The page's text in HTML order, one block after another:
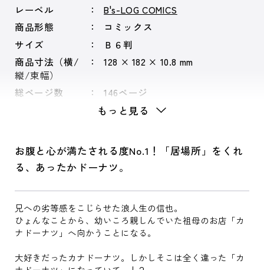
レーベル
B's-LOG COMICS
商品形態
コミックス
サイズ
Ｂ６判
商品寸法（横/
縦/束幅）
128 × 182 × 10.8 mm
総ページ数 146ページ
もっと見る
お腹と心が満たされる度No.1！「居場所」をくれ
る、あったかドーナツ。
兄への劣等感をこじらせた浪人生の信也。
ひょんなことから、幼いころ親しんでいた祖母のお店「カ
ナドーナツ」へ向かうことになる。
大好きだったカナドーナツ。しかしそこは全く違った「カ